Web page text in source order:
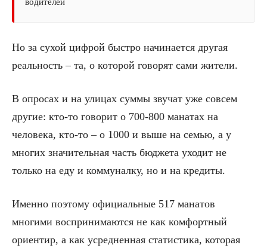
водителей
Но за сухой цифрой быстро начинается другая
реальность – та, о которой говорят сами жители.
В опросах и на улицах суммы звучат уже совсем
другие: кто-то говорит о 700-800 манатах на
человека, кто-то – о 1000 и выше на семью, а у
многих значительная часть бюджета уходит не
только на еду и коммуналку, но и на кредиты.
Именно поэтому официальные 517 манатов
многими воспринимаются не как комфортный
ориентир, а как усредненная статистика, которая